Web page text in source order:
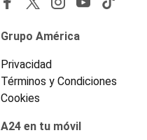
Grupo América
Privacidad
Términos y Condiciones
Cookies
A24 en tu móvil